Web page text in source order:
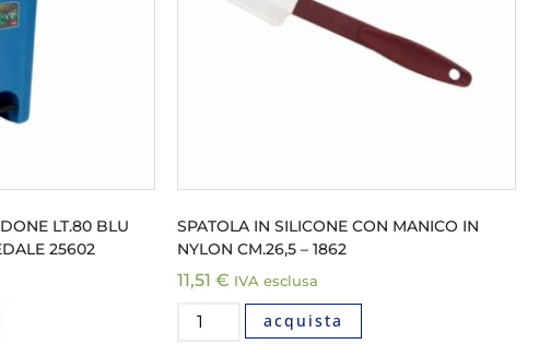
LT.80 BLU
25602
SPATOLA IN SILICONE CON MANICO IN
NYLON CM.26,5 – 1862
11,51 € IVA esclusa
acquista